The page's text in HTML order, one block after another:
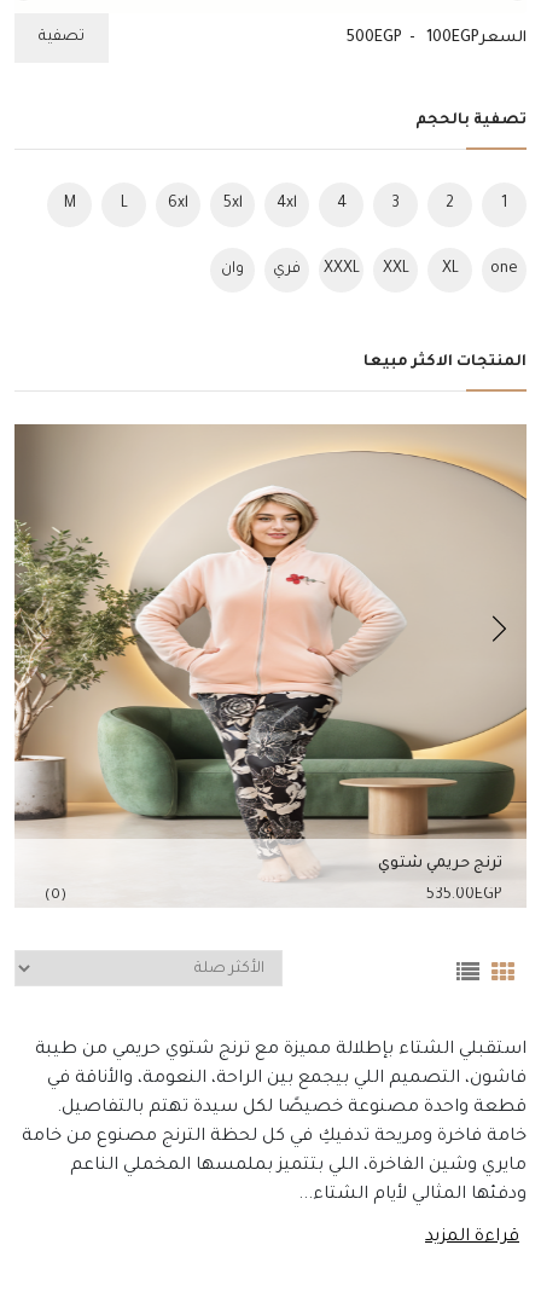
السعر EGP
-
EGP تصفية
تصفية بالحجم
1
2
3
4
4xl
5xl
6xl
L
M
one
XL
XXL
XXXL فري وان
المنتجات الاكثر مبيعا
ترنج حريمي شتوي
535.00EGP
(0)
استقبلي الشتاء بإطلالة مميزة مع ترنج شتوي حريمي من طيبة
فاشون، التصميم اللي بيجمع بين الراحة، النعومة، والأناقة في
قطعة واحدة مصنوعة خصيصًا لكل سيدة تهتم بالتفاصيل.
خامة فاخرة ومريحة تدفيكِ في كل لحظة الترنج مصنوع من خامة
مايري وشين الفاخرة، اللي بتتميز بملمسها المخملي الناعم
ودفئها المثالي لأيام الشتاء...
قراءة المزيد